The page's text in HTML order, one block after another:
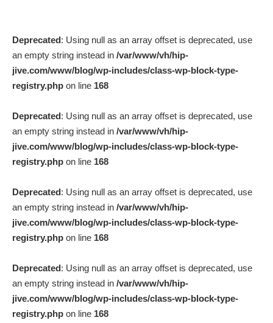
Deprecated: Using null as an array offset is deprecated, use
an empty string instead in /var/www/vh/hip-
jive.com/www/blog/wp-includes/class-wp-block-type-
registry.php on line 168
Deprecated: Using null as an array offset is deprecated, use
an empty string instead in /var/www/vh/hip-
jive.com/www/blog/wp-includes/class-wp-block-type-
registry.php on line 168
Deprecated: Using null as an array offset is deprecated, use
an empty string instead in /var/www/vh/hip-
jive.com/www/blog/wp-includes/class-wp-block-type-
registry.php on line 168
Deprecated: Using null as an array offset is deprecated, use
an empty string instead in /var/www/vh/hip-
jive.com/www/blog/wp-includes/class-wp-block-type-
registry.php on line 168